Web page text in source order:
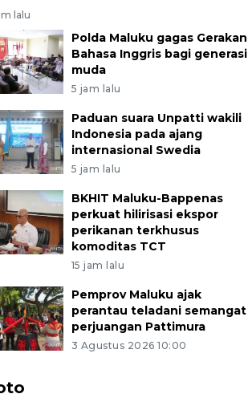
lalu
Polda Maluku gagas Gerakan
Bahasa Inggris bagi generasi
muda
5 jam lalu
Paduan suara Unpatti wakili
Indonesia pada ajang
internasional Swedia
5 jam lalu
BKHIT Maluku-Bappenas
perkuat hilirisasi ekspor
perikanan terkhusus
komoditas TCT
15 jam lalu
Pemprov Maluku ajak
perantau teladani semangat
perjuangan Pattimura
3 Agustus 2026 10:00